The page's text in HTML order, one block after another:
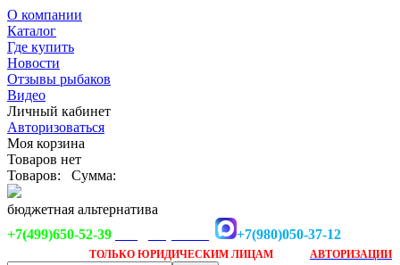
О компании
Каталог
Где купить
Новости
Отзывы рыбаков
Видео
Личный кабинет
Авторизоваться
Моя корзина
Товаров нет
Товаров:
Сумма:
бюджетная альтернатива
+7(499)650-52-39
+7(980)050-37-12
ТОЛЬКО ЮРИДИЧЕСКИМ ЛИЦАМ АВТОРИЗАЦИИ